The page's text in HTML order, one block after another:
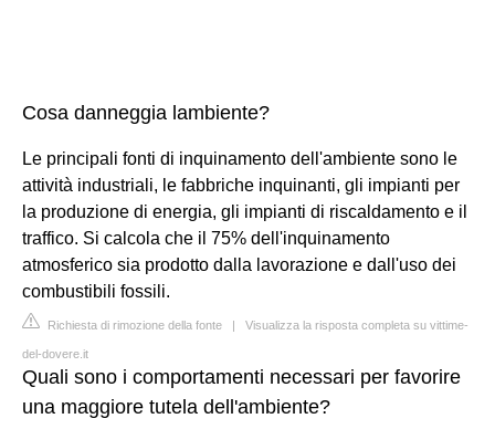
Cosa danneggia lambiente?
Le principali fonti di inquinamento dell'ambiente sono le
attività industriali, le fabbriche inquinanti, gli impianti per
la produzione di energia, gli impianti di riscaldamento e il
traffico. Si calcola che il 75% dell'inquinamento
atmosferico sia prodotto dalla lavorazione e dall'uso dei
combustibili fossili.
Richiesta di rimozione della fonte | Visualizza la risposta completa su vittime-
del-dovere.it
Quali sono i comportamenti necessari per favorire
una maggiore tutela dell'ambiente?